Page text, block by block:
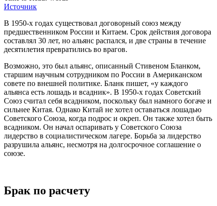
Источник
В 1950-х годах существовал договорный союз между
предшественником России и Китаем. Срок действия договора
составлял 30 лет, но альянс распался, и две страны в течение
десятилетия превратились во врагов.
Возможно, это был альянс, описанный Стивеном Бланком,
старшим научным сотрудником по России в Американском
совете по внешней политике. Бланк пишет, «у каждого
альянса есть лошадь и всадник». В 1950-х годах Советский
Союз считал себя всадником, поскольку был намного богаче и
сильнее Китая. Однако Китай не хотел оставаться лошадью
Советского Союза, когда подрос и окреп. Он также хотел быть
всадником. Он начал оспаривать у Советского Союза
лидерство в социалистическом лагере. Борьба за лидерство
разрушила альянс, несмотря на долгосрочное соглашение о
союзе.
Брак по расчету